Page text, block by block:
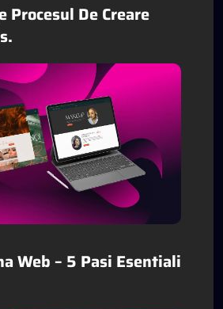
Procesul De Creare
Web – 5 Pasi Esentiali